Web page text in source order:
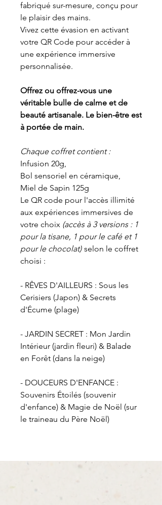
fabriqué sur-mesure, conçu pour
le plaisir des mains.
Vivez cette évasion en activant
votre QR Code pour accéder à
une expérience immersive
personnalisée.
Offrez ou offrez-vous une
véritable bulle de calme et de
beauté artisanale. Le bien-être est
à portée de main.
Chaque coffret contient :
Infusion 20g,
Bol sensoriel en céramique,
Miel de Sapin 125g
Le QR code pour l'accès illimité
aux expériences immersives de
votre choix (accès à 3 versions : 1
pour la tisane, 1 pour le café et 1
pour le chocolat) selon le coffret
choisi :
- RÊVES D'AILLEURS : Sous les
Cerisiers (Japon) & Secrets
d'Écume (plage)
- JARDIN SECRET : Mon Jardin
Intérieur (jardin fleuri) & Balade
en Forêt (dans la neige)
- DOUCEURS D'ENFANCE :
Souvenirs Étoilés (souvenir
d'enfance) & Magie de Noël (sur
le traineau du Père Noël)